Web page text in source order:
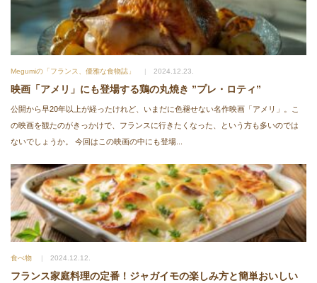
Megumiの「フランス、優雅な食物誌」 2024.12.23.
映画「アメリ」にも登場する鶏の丸焼き ”プレ・ロティ”
公開から早20年以上が経ったけれど、いまだに色褪せない名作映画「アメリ」。こ
の映画を観たのがきっかけで、フランスに行きたくなった、という方も多いのでは
ないでしょうか。 今回はこの映画の中にも登場...
食べ物 2024.12.12.
フランス家庭料理の定番！ジャガイモの楽しみ方と簡単おいしい